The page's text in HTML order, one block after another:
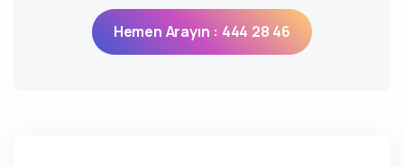
Hemen Arayın : 444 28 46